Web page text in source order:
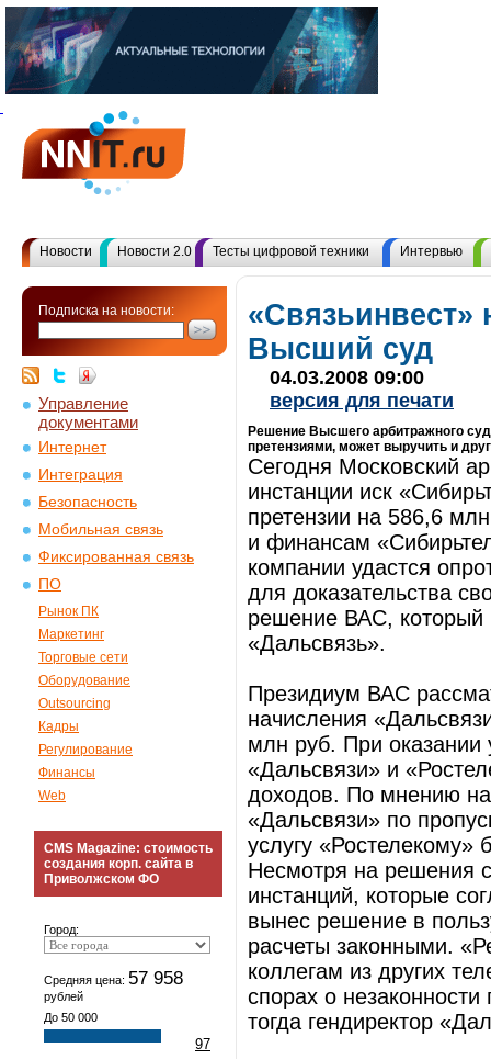
Новости Новости 2.0 Тесты цифровой техники Интервью
Подписка на новости:
Управление
документами
Интернет
Интеграция
Безопасность
Мобильная связь
Фиксированная связь
ПО
Рынок ПК
Маркетинг
Торговые сети
Оборудование
Outsourcing
Кадры
Регулирование
Финансы
Web
CMS Magazine: стоимость
создания корп. сайта в
Приволжском ФО
Город:
Средняя цена: 57 958
рублей
До 50 000
97
«Связьинвест»
Высший суд
04.03.2008 09:00
версия для печати
Решение Высшего арбитражного
претензиями, может выручить и
Сегодня Московский
инстанции иск
претензии на 586,6
и финансам
компании удастся
для доказательства
решение ВАС, который
«Дальсвязь».
Президиум ВАС
начисления
млн руб. При оказании
«Дальсвязи» и
доходов. По мнению
«Дальсвязи» по
услугу «Ростелекому»
Несмотря на решения
инстанций, которые
вынес решение в
расчеты законными.
коллегам из других
спорах о
тогда гендиректор